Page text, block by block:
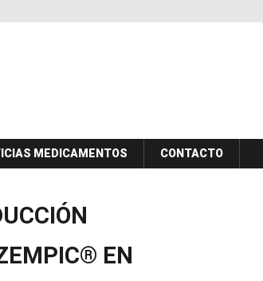
MEDICAMENTOS CONTACTO
EN